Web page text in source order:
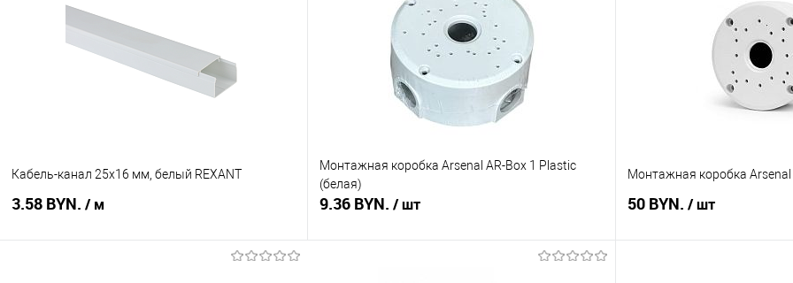
Кабель-канал 25х16 мм, белый REXANT
3.58 BYN. / м
Монтажная коробка Arsenal AR-Box 1 Plastic
(белая)
9.36 BYN. / шт
Монтажная коробка Arsenal
50 BYN. / шт